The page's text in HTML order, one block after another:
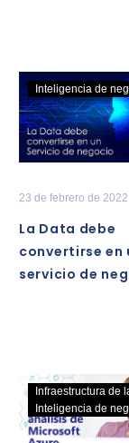
La
un
Inteligencia de
23 de febrero de 2022
La Data debe
convertirse en
servicio de
los
Infraestructura de
Inteligencia de